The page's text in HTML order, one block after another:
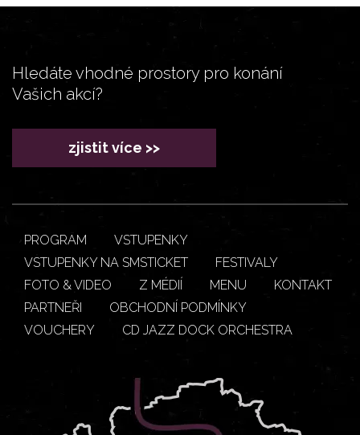
Hledáte vhodné prostory pro konání
Vašich akcí?
zjistit více >>
PROGRAM
VSTUPENKY
VSTUPENKY NA SMSTICKET
FESTIVALY
FOTO & VIDEO
Z MÉDIÍ MENU
KONTAKT
PARTNEŘI
OBCHODNÍ PODMÍNKY
VOUCHERY
CD JAZZ DOCK ORCHESTRA